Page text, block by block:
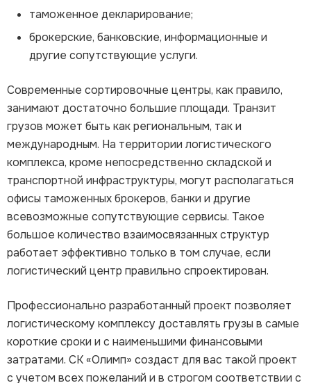
таможенное декларирование;
брокерские, банковские, информационные и
другие сопутствующие услуги.
Современные сортировочные центры, как правило,
занимают достаточно большие площади. Транзит
грузов может быть как региональным, так и
международным. На территории логистического
комплекса, кроме непосредственно складской и
транспортной инфраструктуры, могут располагаться
офисы таможенных брокеров, банки и другие
всевозможные сопутствующие сервисы. Такое
большое количество взаимосвязанных структур
работает эффективно только в том случае, если
логистический центр правильно спроектирован.
Профессионально разработанный проект позволяет
логистическому комплексу доставлять грузы в самые
короткие сроки и с наименьшими финансовыми
затратами. СК «Олимп» создаст для вас такой проект
с учетом всех пожеланий и в строгом соответствии с